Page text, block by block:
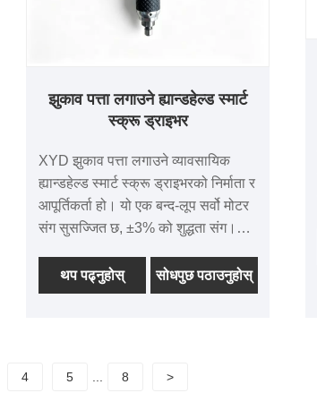
झुकाव पत्ता लगाउने ह्यान्डहेल्ड स्मार्ट
स्क्रू ड्राइभर
XYD झुकाव पत्ता लगाउने व्यावसायिक
ह्यान्डहेल्ड स्मार्ट स्क्रू ड्राइभरको निर्माता र
आपूर्तिकर्ता हो। यो एक बन्द-लूप सर्वो मोटर
संग सुसज्जित छ, ±3% को शुद्धता संग।
वास्तविक समयमा झुकाव कोण, टर्क र
घुमाउने गतिलाई निगरानी गर्न सक्छ। यसले
प्रमाणपत्रहरू छन्। न्यूनतम अर्डर मात्रा
थप पढ्नुहोस् सोधपुछ पठाउनुहोस्
4 5 8 >